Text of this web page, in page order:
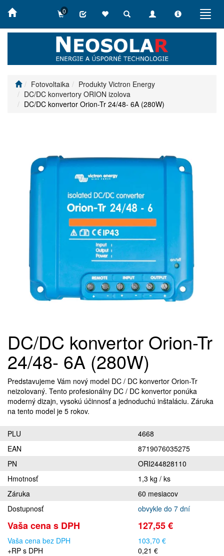
Toggle
Toggle
Toggle
0
Fotovoltaika
Produkty Victron Energy
DC/DC konvertory ORION izolova
DC/DC konvertor Orion-Tr 24/48- 6A (280W)
DC/DC konvertor Orion-Tr
24/48- 6A (280W)
Predstavujeme Vám nový model DC / DC konvertor Orion-Tr
neizolovaný. Tento profesionálny DC / DC konvertor ponúka
moderný dizajn, vysokú účinnosť a jednoduchú inštaláciu. Záruka
na tento model je 5 rokov.
PLU
4668
EAN
8719076035275
PN
ORI244828110
Hmotnosť
1,3 kg / ks
Záruka
60 mesiacov
Dostupnosť
obvykle do 7 dní
Vaša cena s DPH 127,55 €
Vaša cena bez DPH
103,70 €
+RP s DPH
0,21 €